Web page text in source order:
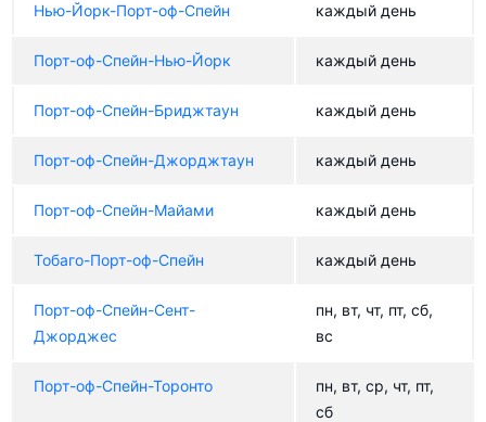
Нью-Йорк-Порт-оф-Спейн каждый день
Порт-оф-Спейн-Нью-Йорк каждый день
Порт-оф-Спейн-Бриджтаун каждый день
Порт-оф-Спейн-Джорджтаун каждый день
Порт-оф-Спейн-Майами каждый день
Тобаго-Порт-оф-Спейн каждый день
Порт-оф-Спейн-Сент-
Джорджес
пн, вт, чт, пт, сб,
вс
Порт-оф-Спейн-Торонто
пн, вт, ср, чт, пт,
сб